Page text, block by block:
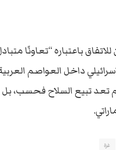
باعتباره “تعاونًا
داخل العواصم
تعد تبيع السلاح فحسب، بل
غزة